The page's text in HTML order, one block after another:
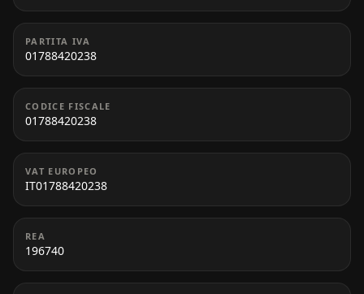
PARTITA IVA
01788420238
CODICE FISCALE
01788420238
VAT EUROPEO
IT01788420238
REA
196740